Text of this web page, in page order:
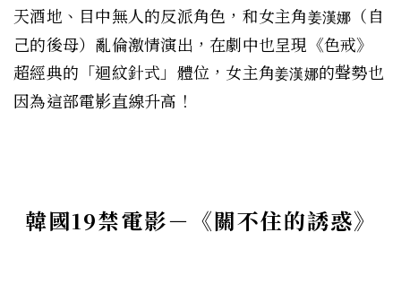
天酒地、目中無人的反派角色，和女主角姜漢娜 （自
己的後母）亂倫激情演出，在劇中也呈現 《色戒》
超經典的「迴紋針式」體位， 女主角姜漢娜的聲勢也
因為這部電影直線升高！
韓國19禁電影－ 《關不住的誘惑》